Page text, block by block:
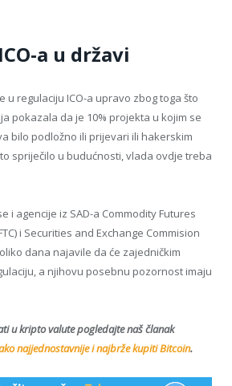
a u državi
u regulaciju ICO-a upravo zbog toga što
pokazala da je 10% projekta u kojim se
bilo podložno ili prijevari ili hakerskim
spriječilo u budućnosti, vlada ovdje treba
i agencije iz SAD-a Commodity Futures
i Securities and Exchange Commision
dana najavile da će zajedničkim
a njihovu posebnu pozornost imaju
u kripto valute pogledajte naš članak
najjednostavnije i najbrže kupiti Bitcoin.